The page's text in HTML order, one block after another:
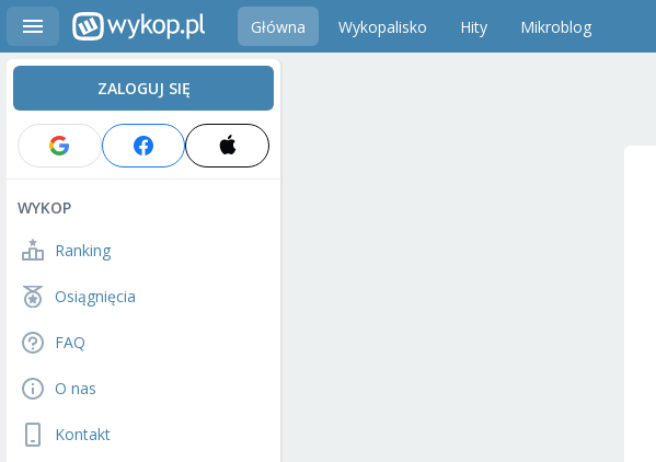
Główna Wykopalisko Hity Mikroblog
ZALOGUJ SIĘ
WYKOP
Ranking
Osiągnięcia
FAQ
O nas
Kontakt